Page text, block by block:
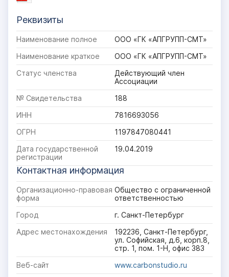
Реквизиты
Наименование полное
ООО «ГК «АПГРУПП-СМТ»
Наименование краткое
ООО «ГК «АПГРУПП-СМТ»
Статус членства
Действующий член
Ассоциации
№ Свидетельства
188
ИНН
7816693056
ОГРН
1197847080441
Дата государственной
регистрации
19.04.2019
Контактная информация
Организационно-правовая
форма
Общество с ограниченной
ответственностью
Город
г. Санкт-Петербург
Адрес местонахождения
192236, Санкт-Петербург,
ул. Софийская, д.6, корп.8,
стр. 1, пом. 1-Н, офис 383
Веб-сайт
www.carbonstudio.ru